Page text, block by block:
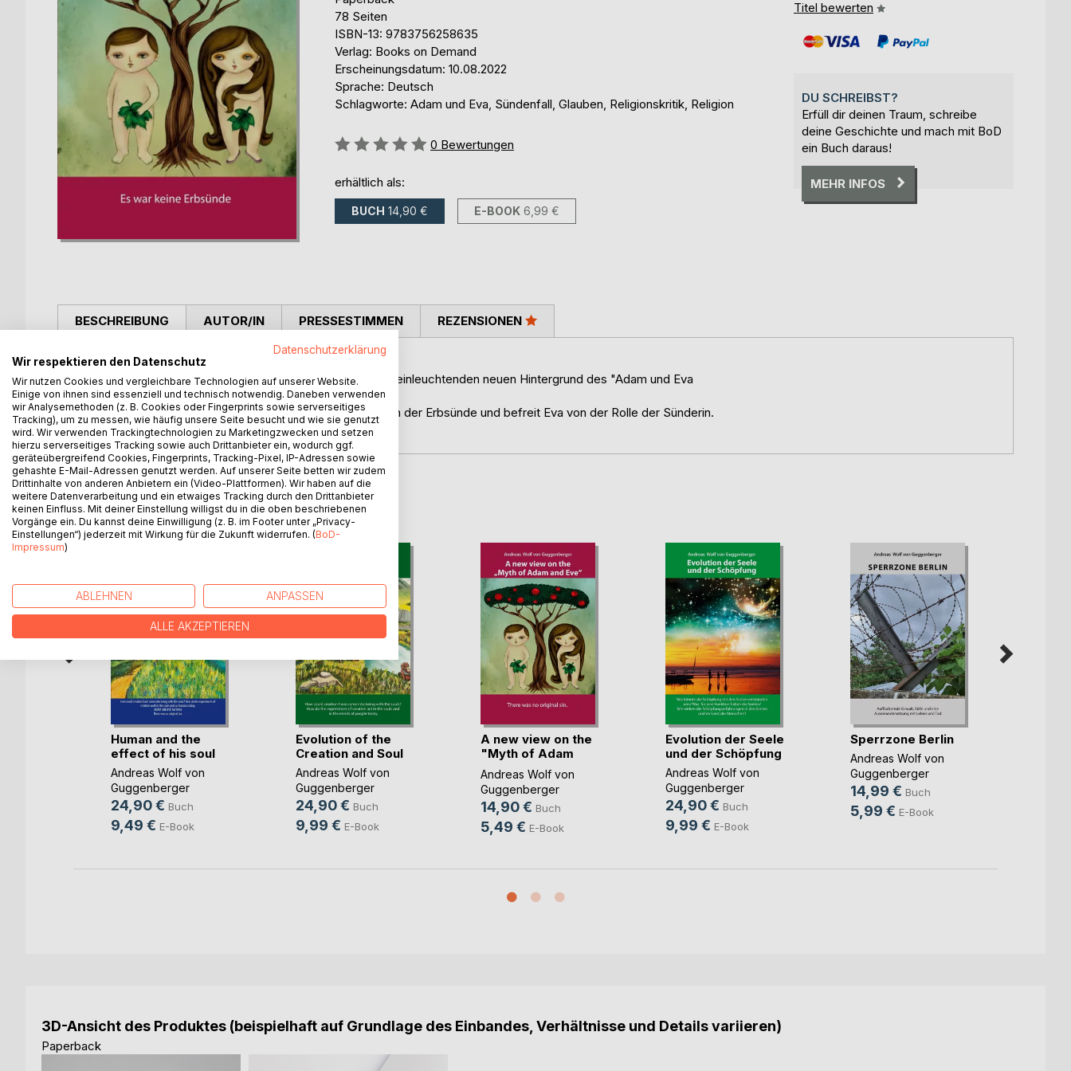
78 Seiten
ISBN-13: 9783756258635
Verlag: Books on Demand
Erscheinungsdatum: 10.08.2022
Sprache: Deutsch
Schlagworte: Adam und Eva, Sündenfall, Glauben, Religionskritik, Religion
Bewertung::
0 Bewertungen
erhältlich als:
BUCH 14,90 € E-BOOK 6,99 €
Titel bewerten
DU SCHREIBST?
Erfüll dir deinen Traum, schreibe
deine Geschichte und mach mit BoD
ein Buch daraus!
MEHR INFOS
BESCHREIBUNG
"Eine neue Beschreibung des Adam Eva Mythos"
Wolf von Guggenberger gelingt es einen möglichen, sehr einleuchtenden neuen Hintergrund des "Adam und Eva
Mythos" zu beschreiben.
Obwohl er beim Mythos bleibt, widerlegt er den Gedanken der Erbsünde und befreit Eva von der Rolle der Sünderin.
Ein tolles Buch!
AUTOR/IN PRESSESTIMMEN REZENSIONEN
WEITERE TITEL BEIBoD
Human and the
effect of his soul
Andreas Wolf von
Guggenberger
24,90 € Buch
9,49 € E-Book
Evolution of the
Creation and Soul
Andreas Wolf von
Guggenberger
24,90 € Buch
9,99 € E-Book
A new view on the
"Myth of Adam
an(...)
Andreas Wolf von
Guggenberger
14,90 € Buch
5,49 € E-Book
Evolution der Seele
und der Schöpfung
Andreas Wolf von
Guggenberger
24,90 € Buch
9,99 € E-Book
Sperrzone Berlin
Andreas Wolf von
Guggenberger
14,99 € Buch
5,99 € E-Book
3D-Ansicht des Produktes (beispielhaft auf Grundlage des Einbandes, Verhältnisse und Details variieren)
Paperback
Datenschutzerklärung
Wir respektieren den Datenschutz
Wir nutzen Cookies und vergleichbare Technologien auf unserer Website.
Einige von ihnen sind essenziell und technisch notwendig. Daneben verwenden
wir Analysemethoden (z. B. Cookies oder Fingerprints sowie serverseitiges
Tracking), um zu messen, wie häufig unsere Seite besucht und wie sie genutzt
wird. Wir verwenden Trackingtechnologien zu Marketingzwecken und setzen
hierzu serverseitiges Tracking sowie auch Drittanbieter ein, wodurch ggf.
geräteübergreifend Cookies, Fingerprints, Tracking-Pixel, IP-Adressen sowie
gehashte E-Mail-Adressen genutzt werden. Auf unserer Seite betten wir zudem
Drittinhalte von anderen Anbietern ein (Video-Plattformen). Wir haben auf die
weitere Datenverarbeitung und ein etwaiges Tracking durch den Drittanbieter
keinen Einfluss. Mit deiner Einstellung willigst du in die oben beschriebenen
Vorgänge ein. Du kannst deine Einwilligung (z. B. im Footer unter „Privacy-
Einstellungen“) jederzeit mit Wirkung für die Zukunft widerrufen. (BoD-
Impressum)
ABLEHNEN ANPASSEN
ALLE AKZEPTIEREN